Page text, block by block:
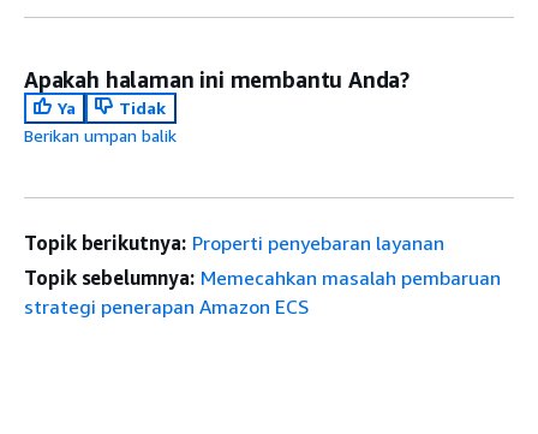
Apakah halaman ini membantu Anda?
Ya
Tidak
Berikan umpan balik
Topik berikutnya: Properti penyebaran layanan
Topik sebelumnya: Memecahkan masalah pembaruan
strategi penerapan Amazon ECS